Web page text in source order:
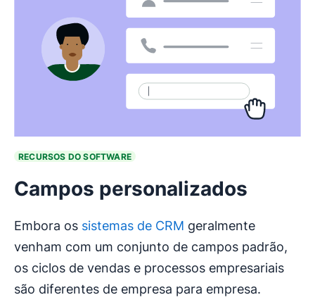
RECURSOS DO SOFTWARE
Campos personalizados
Embora os sistemas de CRM geralmente
venham com um conjunto de campos padrão,
os ciclos de vendas e processos empresariais
são diferentes de empresa para empresa.